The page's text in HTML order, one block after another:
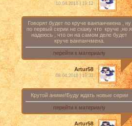
10.04.2016 | 19:12
Говорят будет по круче ванпанчмена , ну
по первый серии не скажу что круче ,но я
надеюсь , что он на самом деле будет
круче ванпанчмена.
перейти к материалу
Artur58
08.04.2016 | 19:31
Крутой аниме!Буду ждать новые серии
перейти к материалу
Artur58